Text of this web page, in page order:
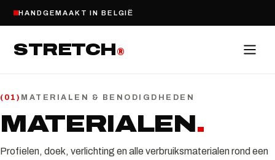
HANDGEMAAKT IN BELGIË
STRETCH®
( 01) MATERIALEN & BENODIGDHEDEN
MATERIALEN .
Profielen, doek, verlichting en alle verbruiksmaterialen rond een